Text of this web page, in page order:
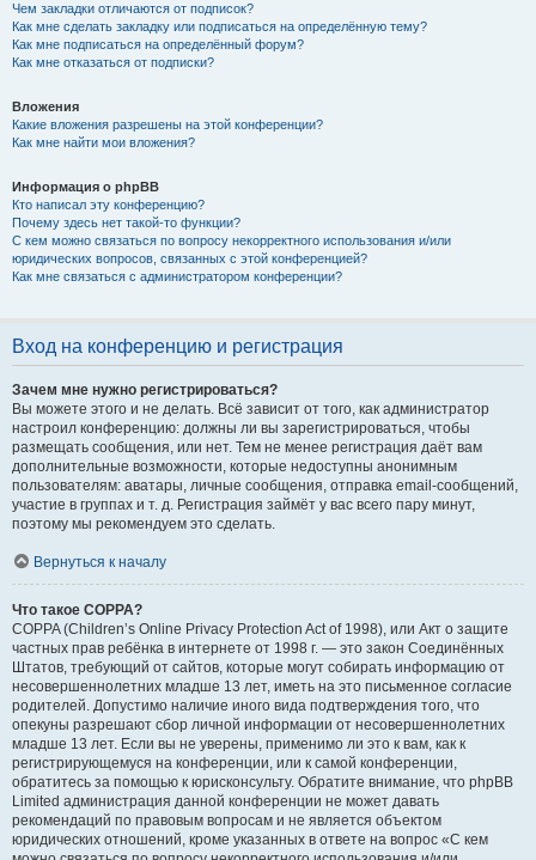
Чем закладки отличаются от подписок?
Как мне сделать закладку или подписаться на определённую тему?
Как мне подписаться на определённый форум?
Как мне отказаться от подписки?
Вложения
Какие вложения разрешены на этой конференции?
Как мне найти мои вложения?
Информация о phpBB
Кто написал эту конференцию?
Почему здесь нет такой-то функции?
С кем можно связаться по вопросу некорректного использования и/или
юридических вопросов, связанных с этой конференцией?
Как мне связаться с администратором конференции?
Вход на конференцию и регистрация
Зачем мне нужно регистрироваться?
Вы можете этого и не делать. Всё зависит от того, как администратор
настроил конференцию: должны ли вы зарегистрироваться, чтобы
размещать сообщения, или нет. Тем не менее регистрация даёт вам
дополнительные возможности, которые недоступны анонимным
пользователям: аватары, личные сообщения, отправка email-сообщений,
участие в группах и т. д. Регистрация займёт у вас всего пару минут,
поэтому мы рекомендуем это сделать.
Вернуться к началу
Что такое COPPA?
COPPA (Children’s Online Privacy Protection Act of 1998), или Акт о защите
частных прав ребёнка в интернете от 1998 г. — это закон Соединённых
Штатов, требующий от сайтов, которые могут собирать информацию от
несовершеннолетних младше 13 лет, иметь на это письменное согласие
родителей. Допустимо наличие иного вида подтверждения того, что
опекуны разрешают сбор личной информации от несовершеннолетних
младше 13 лет. Если вы не уверены, применимо ли это к вам, как к
регистрирующемуся на конференции, или к самой конференции,
обратитесь за помощью к юрисконсульту. Обратите внимание, что phpBB
Limited администрация данной конференции не может давать
рекомендаций по правовым вопросам и не является объектом
юридических отношений, кроме указанных в ответе на вопрос «С кем